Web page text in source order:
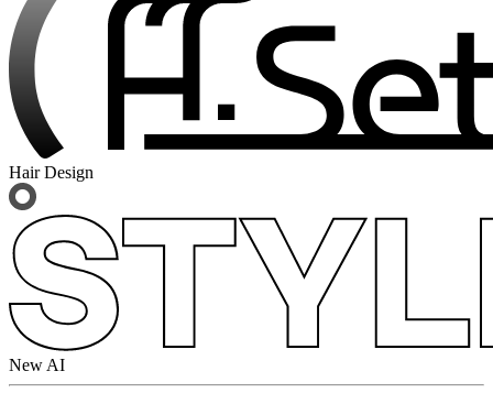
Hair Design
New AI